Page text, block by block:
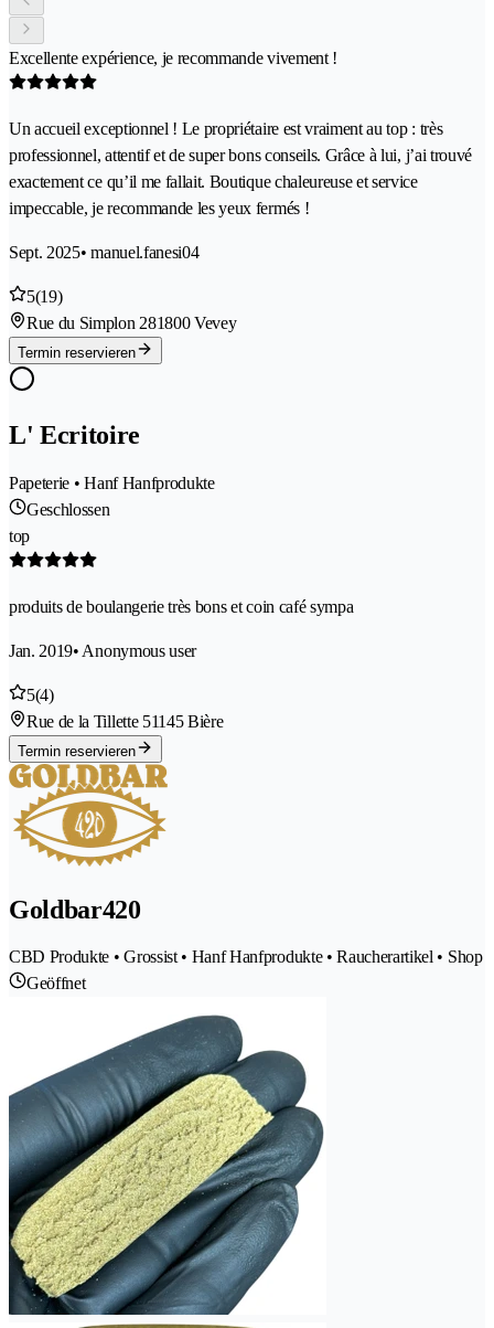
Excellente expérience, je recommande vivement !
Un accueil exceptionnel ! Le propriétaire est vraiment au top : très
professionnel, attentif et de super bons conseils. Grâce à lui, j’ai trouvé
exactement ce qu’il me fallait. Boutique chaleureuse et service
impeccable, je recommande les yeux fermés !
Sept. 2025• manuel.fanesi04
5(19)
Rue du Simplon 281800 Vevey
Termin reservieren
L' Ecritoire
Papeterie • Hanf Hanfprodukte
Geschlossen
top
produits de boulangerie très bons et coin café sympa
Jan. 2019• Anonymous user
5(4)
Rue de la Tillette 51145 Bière
Termin reservieren
Goldbar420
CBD Produkte • Grossist • Hanf Hanfprodukte • Raucherartikel • Shop
Geöffnet